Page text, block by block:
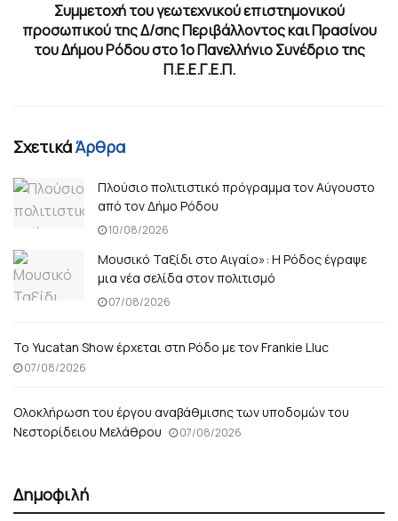
Συμμετοχή του γεωτεχνικού επιστημονικού
προσωπικού της Δ/σης Περιβάλλοντος και Πρασίνου
του Δήμου Ρόδου στο 1ο Πανελλήνιο Συνέδριο της
Π.Ε.Ε.Γ.Ε.Π.
ΣχετικάΆρθρα
Πλούσιο πολιτιστικό πρόγραμμα τον Αύγουστο
από τον Δήμο Ρόδου
10/08/2026
Μουσικό Ταξίδι στο Αιγαίο»: Η Ρόδος έγραψε
μια νέα σελίδα στον πολιτισμό
07/08/2026
Το Yucatan Show έρχεται στη Ρόδο με τον Frankie Lluc
07/08/2026
Ολοκλήρωση του έργου αναβάθμισης των υποδομών του
Νεστορίδειου Μελάθρου
07/08/2026
Δημοφιλή